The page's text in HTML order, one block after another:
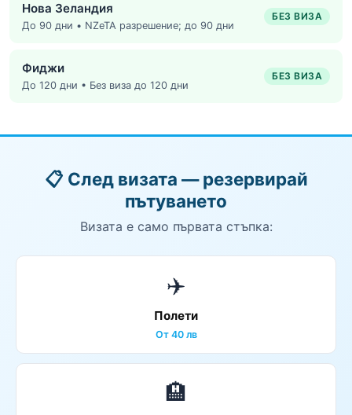
Нова Зеландия
До 90 дни • NZeTA разрешение; до 90 дни
БЕЗ ВИЗА
Фиджи
До 120 дни • Без виза до 120 дни
БЕЗ ВИЗА
📋 След визата — резервирай
пътуването
Визата е само първата стъпка:
✈️
Полети
От 40 лв
🏨